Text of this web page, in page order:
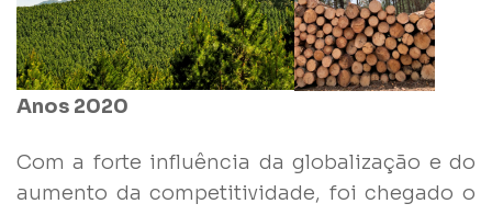
Anos 2020
Com a forte influência da globalização e do
aumento da competitividade, foi chegado o